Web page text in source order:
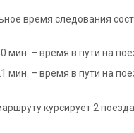
время следования
мин. – время в пути на
мин. – время в пути на
курсирует 2